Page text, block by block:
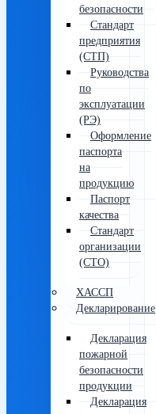
безопасности
Стандарт
предприятия
(СТП)
Руководства
по
эксплуатации
(РЭ)
Оформление
паспорта
на
продукцию
Паспорт
качества
Стандарт
организации
(СТО)
ХАССП
Декларирование
Декларация
пожарной
безопасности
продукции
Декларация